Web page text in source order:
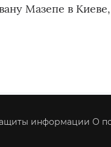
Мазепе в Киеве,
информации О